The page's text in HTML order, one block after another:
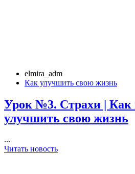
elmira_adm
Как улучшить свою жизнь
Урок №3. Страхи | Как
улучшить свою жизнь
...
Читать новость